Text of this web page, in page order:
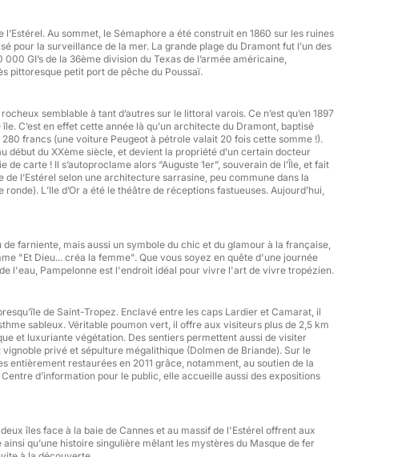
personne
• team building
et offrez-vous une expérience exclusive en mer,
Au sommet, le Sémaphore a été construit en 1860 sur les ruines
pour la surveillance de la mer. La grande plage du Dramont fut l’un des
GI’s de la 36ème division du Texas de l’armée américaine,
pittoresque petit port de pêche du Poussaï.
semblable à tant d’autres sur le littoral varois. Ce n’est qu’en 1897
C’est en effet cette année là qu’un architecte du Dramont, baptisé
francs (une voiture Peugeot à pétrole valait 20 fois cette somme !).
début du XXème siècle, et devient la propriété d’un certain docteur
de carte ! Il s’autoproclame alors “Auguste 1er”, souverain de l’Île, et fait
l’Estérel selon une architecture sarrasine, peu commune dans la
L’Ile d’Or a été le théâtre de réceptions fastueuses. Aujourd’hui,
farniente, mais aussi un symbole du chic et du glamour à la française,
"Et Dieu... créa la femme". Que vous soyez en quête d'une journée
l'eau, Pampelonne est l'endroit idéal pour vivre l'art de vivre tropézien.
de Saint-Tropez. Enclavé entre les caps Lardier et Camarat, il
sableux. Véritable poumon vert, il offre aux visiteurs plus de 2,5 km
et luxuriante végétation. Des sentiers permettent aussi de visiter
privé et sépulture mégalithique (Dolmen de Briande). Sur le
entièrement restaurées en 2011 grâce, notamment, au soutien de la
d’information pour le public, elle accueille aussi des expositions
îles face à la baie de Cannes et au massif de l'Estérel offrent aux
qu’une histoire singulière mêlant les mystères du Masque de fer